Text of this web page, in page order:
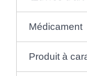
Médicament
Produit à